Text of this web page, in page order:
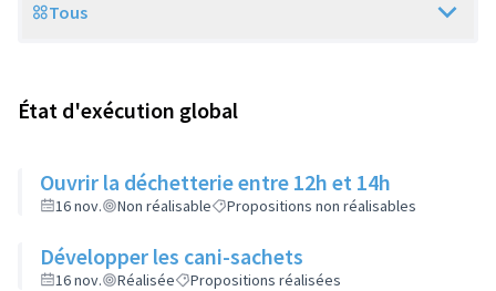
Scope
Tous
État d'exécution global
Ouvrir la déchetterie entre 12h et 14h
16 nov. Non réalisable Propositions non réalisables
Développer les cani-sachets
16 nov. Réalisée Propositions réalisées